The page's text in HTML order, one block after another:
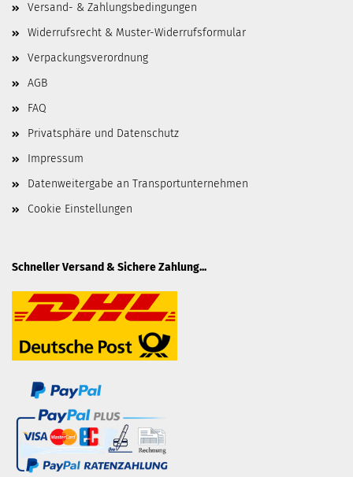
Versand- & Zahlungsbedingungen
Widerrufsrecht & Muster-Widerrufsformular
Verpackungsverordnung
AGB
FAQ
Privatsphäre und Datenschutz
Impressum
Datenweitergabe an Transportunternehmen
Cookie Einstellungen
Schneller Versand & Sichere Zahlung...